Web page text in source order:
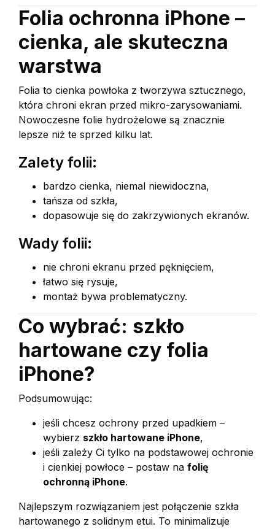
Folia ochronna iPhone –
cienka, ale skuteczna
warstwa
Folia to cienka powłoka z tworzywa sztucznego,
która chroni ekran przed mikro-zarysowaniami.
Nowoczesne folie hydrożelowe są znacznie
lepsze niż te sprzed kilku lat.
Zalety folii:
bardzo cienka, niemal niewidoczna,
tańsza od szkła,
dopasowuje się do zakrzywionych ekranów.
Wady folii:
nie chroni ekranu przed pęknięciem,
łatwo się rysuje,
montaż bywa problematyczny.
Co wybrać: szkło
hartowane czy folia
iPhone?
Podsumowując:
jeśli chcesz ochrony przed upadkiem –
wybierz szkło hartowane iPhone,
jeśli zależy Ci tylko na podstawowej ochronie
i cienkiej powłoce – postaw na folię
ochronną iPhone.
Najlepszym rozwiązaniem jest połączenie szkła
hartowanego z solidnym etui. To minimalizuje